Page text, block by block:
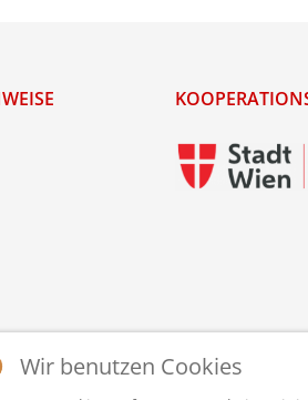
Tischtennis Verband. Gestaltet
Wir benutzen Cookies